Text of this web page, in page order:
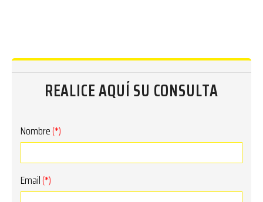
REALICE AQUÍ SU CONSULTA
Nombre(*)
Email(*)